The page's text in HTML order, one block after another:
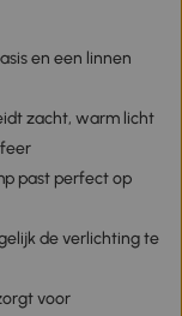
en een linnen
zacht, warm licht
past perfect op
de verlichting te
voor